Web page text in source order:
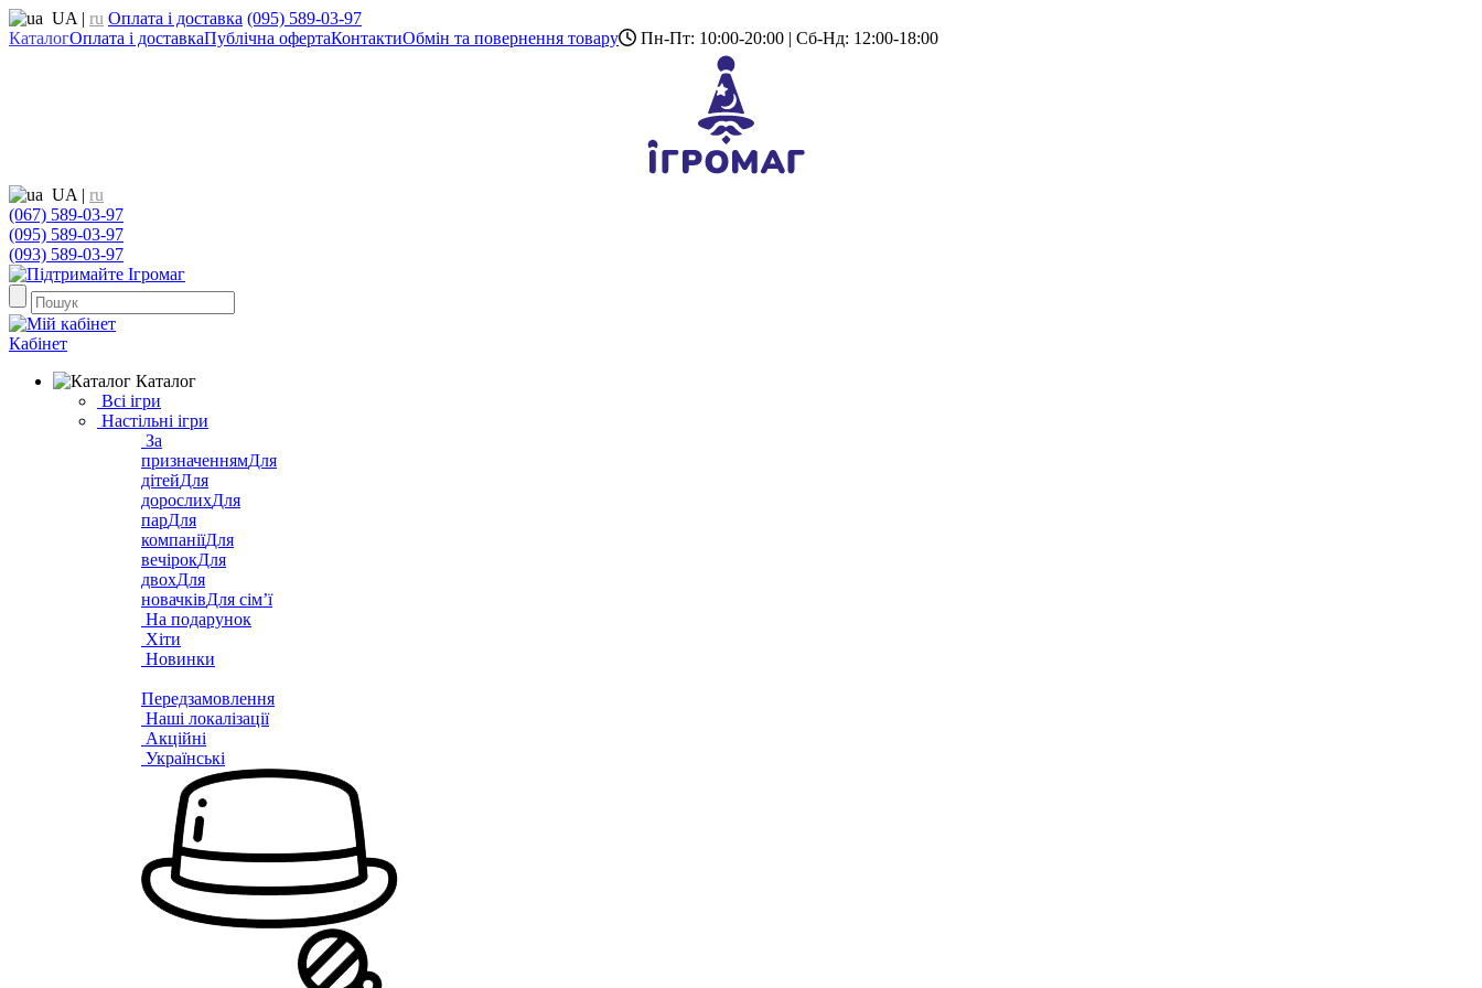
UA | ru Оплата і доставка (095) 589-03-97
КаталогОплата і доставкаПублічна офертаКонтактиОбмін та повернення товару Пн-Пт: 10:00-20:00 | Сб-Нд: 12:00-18:00
UA | ru
(067) 589-03-97
(095) 589-03-97
(093) 589-03-97
Кабінет
Каталог
Всі ігри
Настільні ігри
За
призначеннямДля
дітейДля
дорослихДля
парДля
компаніїДля
вечірокДля
двохДля
новачківДля сім’ї
На подарунок
Хіти
Новинки
Передзамовлення
Наші локалізації
Акційні
Українські